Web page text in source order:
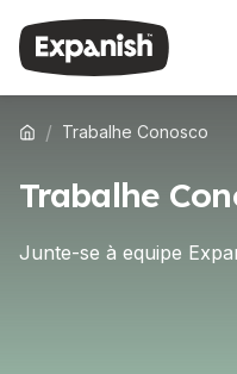
/ Trabalhe Conosco
Trabalhe
Junte-se à equipe